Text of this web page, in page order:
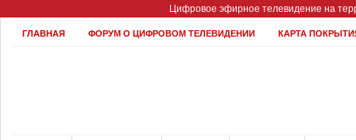
Цифровое эфирное телевидение на
ГЛАВНАЯ ФОРУМ О ЦИФРОВОМ ТЕЛЕВИДЕНИИ КАРТА